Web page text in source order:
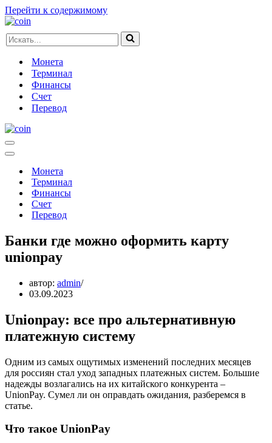
Перейти к содержимому
Искать...
Монета
Терминал
Финансы
Счет
Перевод
Меню
навигации
Меню
навигацииМонета
Терминал
Финансы
Счет
Перевод
Банки где можно оформить карту
unionpay
автор: admin
03.09.2023
Unionpay: все про альтернативную
платежную систему
Одним из самых ощутимых изменений последних месяцев
для россиян стал уход западных платежных систем. Большие
надежды возлагались на их китайского конкурента –
UnionPay. Сумел ли он оправдать ожидания, разберемся в
статье.
Что такое UnionPay